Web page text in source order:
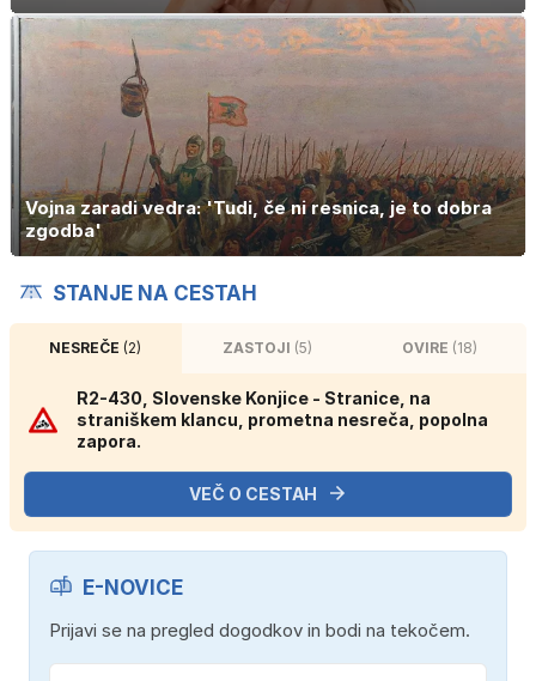
Vojna zaradi vedra: 'Tudi, če ni resnica, je to dobra
zgodba'
STANJE NA CESTAH
NESREČE(2) ZASTOJI (5) OVIRE (18)
R2-430, Slovenske Konjice - Stranice, na
straniškem klancu, prometna nesreča, popolna
zapora.
VEČ O CESTAH
E-NOVICE
Prijavi se na pregled dogodkov in bodi na tekočem.